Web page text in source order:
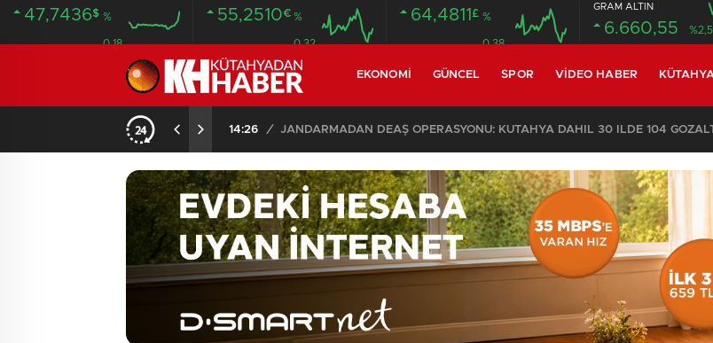
47,7436$ %
0.18
55,2510€ %
0.32
64,4811 £ %
0.38
GRAM ALTIN
6.660,55
EKONOMI GÜNCEL SPOR VIDEO HABER
14:26 / JANDARMADAN DEAŞ OPERASYONU: KÜTAHYA DAHİL 30 İLDE 104